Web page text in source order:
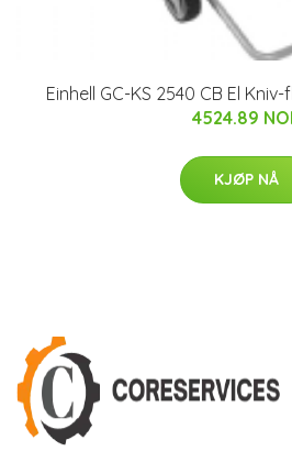
Einhell GC-KS 2540 CB El
4524.89
KJØP NÅ